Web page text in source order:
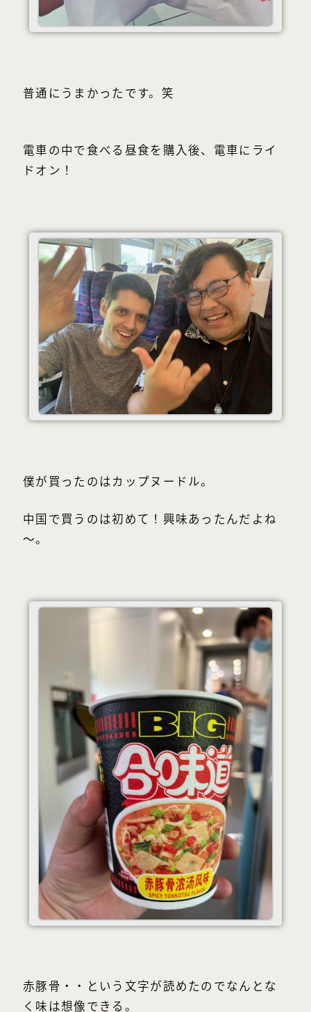
普通にうまかったです。笑
電車の中で食べる昼食を購入後、電車にライ
ドオン！
僕が買ったのはカップヌードル。
中国で買うのは初めて！興味あったんだよね
～。
赤豚骨・・という文字が読めたのでなんとな
く味は想像できる。